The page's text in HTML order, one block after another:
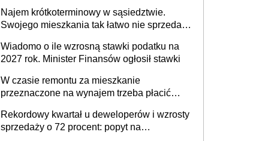
Najem krótkoterminowy w sąsiedztwie.
Swojego mieszkania tak łatwo nie sprzedaż
Wiadomo o ile wzrosną stawki podatku na
2027 rok. Minister Finansów ogłosił stawki
W czasie remontu za mieszkanie
przeznaczone na wynajem trzeba płacić
realizuje w nim potrzeb mieszkaniowych
Rekordowy kwartał u deweloperów i wzrosty
sprzedaży o 72 procent: popyt na